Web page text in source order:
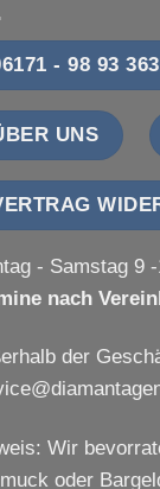
- 98 93 363
UNS
- Samstag 9
nach
der
Wir
oder